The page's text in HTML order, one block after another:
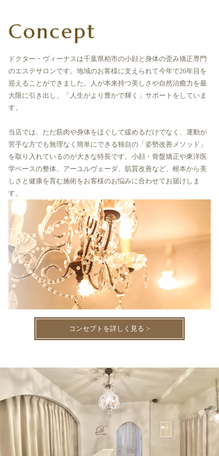
Concept
ドクター・ヴィーナスは千葉県柏市の小顔と身体の歪み矯正専門
のエステサロンです。地域のお客様に支えられて今年で26年目を
迎えることができました。人が本来持つ美しさや自然治癒力を最
大限に引き出し、「人生がより豊かで輝く」サポートをしていま
す。
当店では、ただ筋肉や身体をほぐして緩めるだけでなく、運動が
苦手な方でも無理なく簡単にできる独自の「姿勢改善メソッド」
を取り入れているのが大きな特長です。小顔・骨盤矯正や東洋医
学ベースの整体、アーユルヴェーダ、肌質改善など、根本から美
しさと健康を育む施術をお客様のお悩みに合わせてお届けしま
す。
コンセプトを詳しく見る >